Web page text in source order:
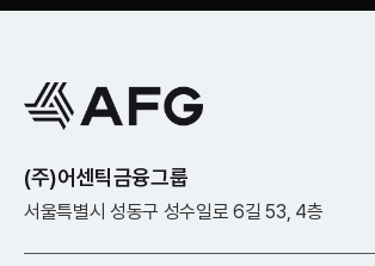
(주)어센틱금융그룹
서울특별시 성동구 성수일로 6길 53, 4층